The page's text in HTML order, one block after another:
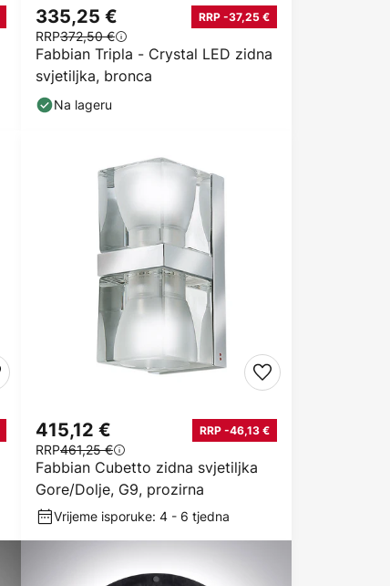
Fabbian Tripla - Crystal LED zidna
svjetiljka, bronca
335,25 € RRP -37,25 €
RRP372,50 €
Na lageru
Fabbian Cubetto zidna svjetiljka
Gore/Dolje, G9, prozirna
415,12 € RRP -46,13 €
RRP461,25 €
Vrijeme isporuke: 4 - 6 tjedna